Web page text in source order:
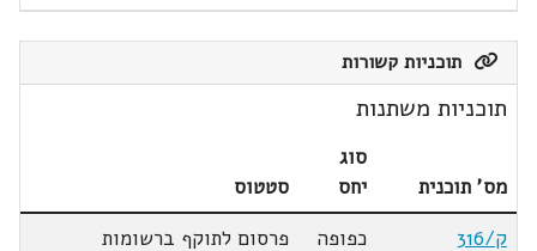
תוכניות קשורות
תוכניות משתנות
מס' תוכנית
סוג
יחס
סטטוס
ק/316
כפופה
פרסום לתוקף ברשומות